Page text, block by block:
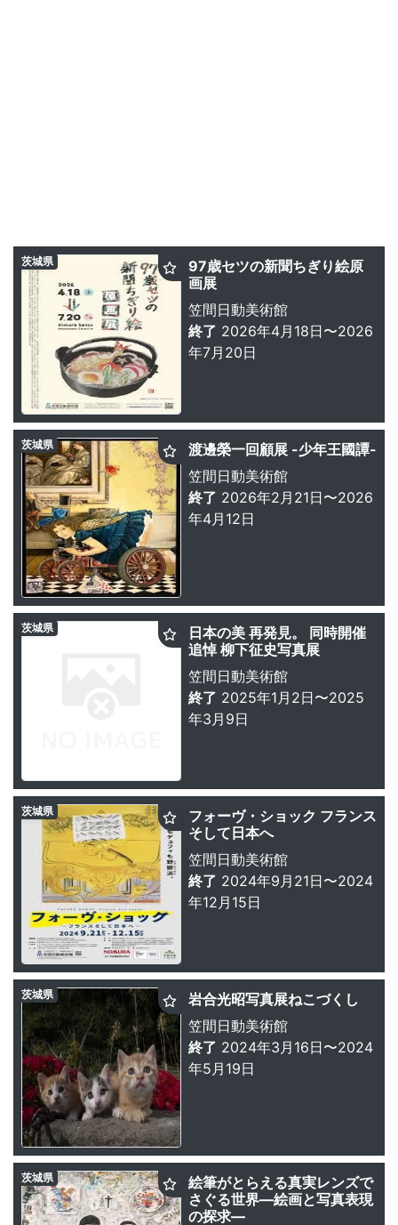
97歳セツの新聞ちぎり絵原
画展
笠間日動美術館
終了 2026年4月18日〜2026
年7月20日
茨城県
渡邊榮一回顧展 -少年王國譚-
笠間日動美術館
終了 2026年2月21日〜2026
年4月12日
茨城県
日本の美 再発見。 同時開催
追悼 柳下征史写真展
笠間日動美術館
終了 2025年1月2日〜2025
年3月9日
茨城県
フォーヴ・ショック フランス
そして日本へ
笠間日動美術館
終了 2024年9月21日〜2024
年12月15日
茨城県
岩合光昭写真展ねこづくし
笠間日動美術館
終了 2024年3月16日〜2024
年5月19日
茨城県
絵筆がとらえる真実レンズで
さぐる世界—絵画と写真表現
の探求—
茨城県